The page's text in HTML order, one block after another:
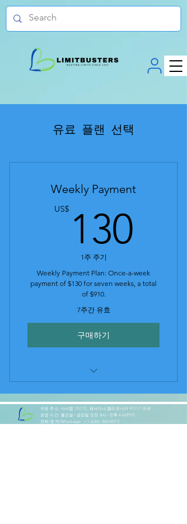
유료 플랜 선택
Weekly Payment
US$ 130
1주 주기
Weekly Payment Plan: Once-a-week
payment of $130 for seven weeks, a total
of $910.
7주간 유효
구매하기
Week)
우편 주소: 사서함 70172 , 패서디나, 캘리포니아 91117 미국
운영 시간: 월요일~금요일 오전 8시~오후 4시(PST)
전화/문자/Whatsapp: +1 (626) 360-4075